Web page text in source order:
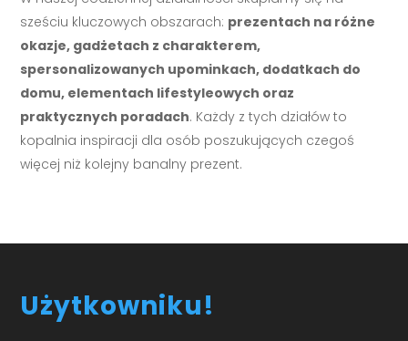
sześciu kluczowych obszarach: prezentach na różne
okazje, gadżetach z charakterem,
spersonalizowanych upominkach, dodatkach do
domu, elementach lifestyleowych oraz
praktycznych poradach. Każdy z tych działów to
kopalnia inspiracji dla osób poszukujących czegoś
więcej niż kolejny banalny prezent.
Użytkowniku!